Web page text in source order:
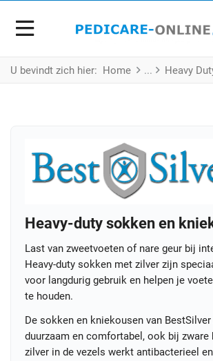
U bevindt zich hier: Home Heavy
Heavy-duty sokken en
Last van zweetvoeten of nare geur bij
Heavy-duty sokken met zilver zijn
voor langdurig gebruik en helpen je
te houden.
De sokken en kniekousen van
duurzaam en comfortabel, ook bij zware
zilver in de vezels werkt antibacterieel